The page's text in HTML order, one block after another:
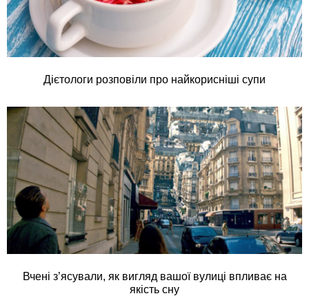
Дієтологи розповіли про найкорисніші супи
Вчені з’ясували, як вигляд вашої вулиці впливає на
якість сну